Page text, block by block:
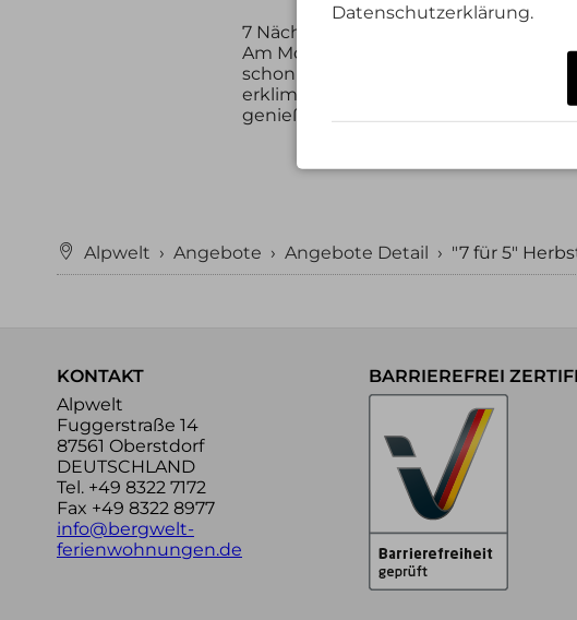
7 Nächte bleiben, nur 5 Nächte
Am Morgen lichtet sich der
schon im Tal - genau dann wird das
erklimmen und in der Sonne kann
genießen. Diese Jahreszeit ist
Alpwelt › Angebote › Angebote Detail › "7 für 5"
KONTAKT
Alpwelt
Fuggerstraße 14
87561 Oberstdorf
DEUTSCHLAND
Tel. +49 8322 7172
Fax +49 8322 8977
info@bergwelt-
ferienwohnungen.de
BARRIEREFREI
Datenschutzerklärung.